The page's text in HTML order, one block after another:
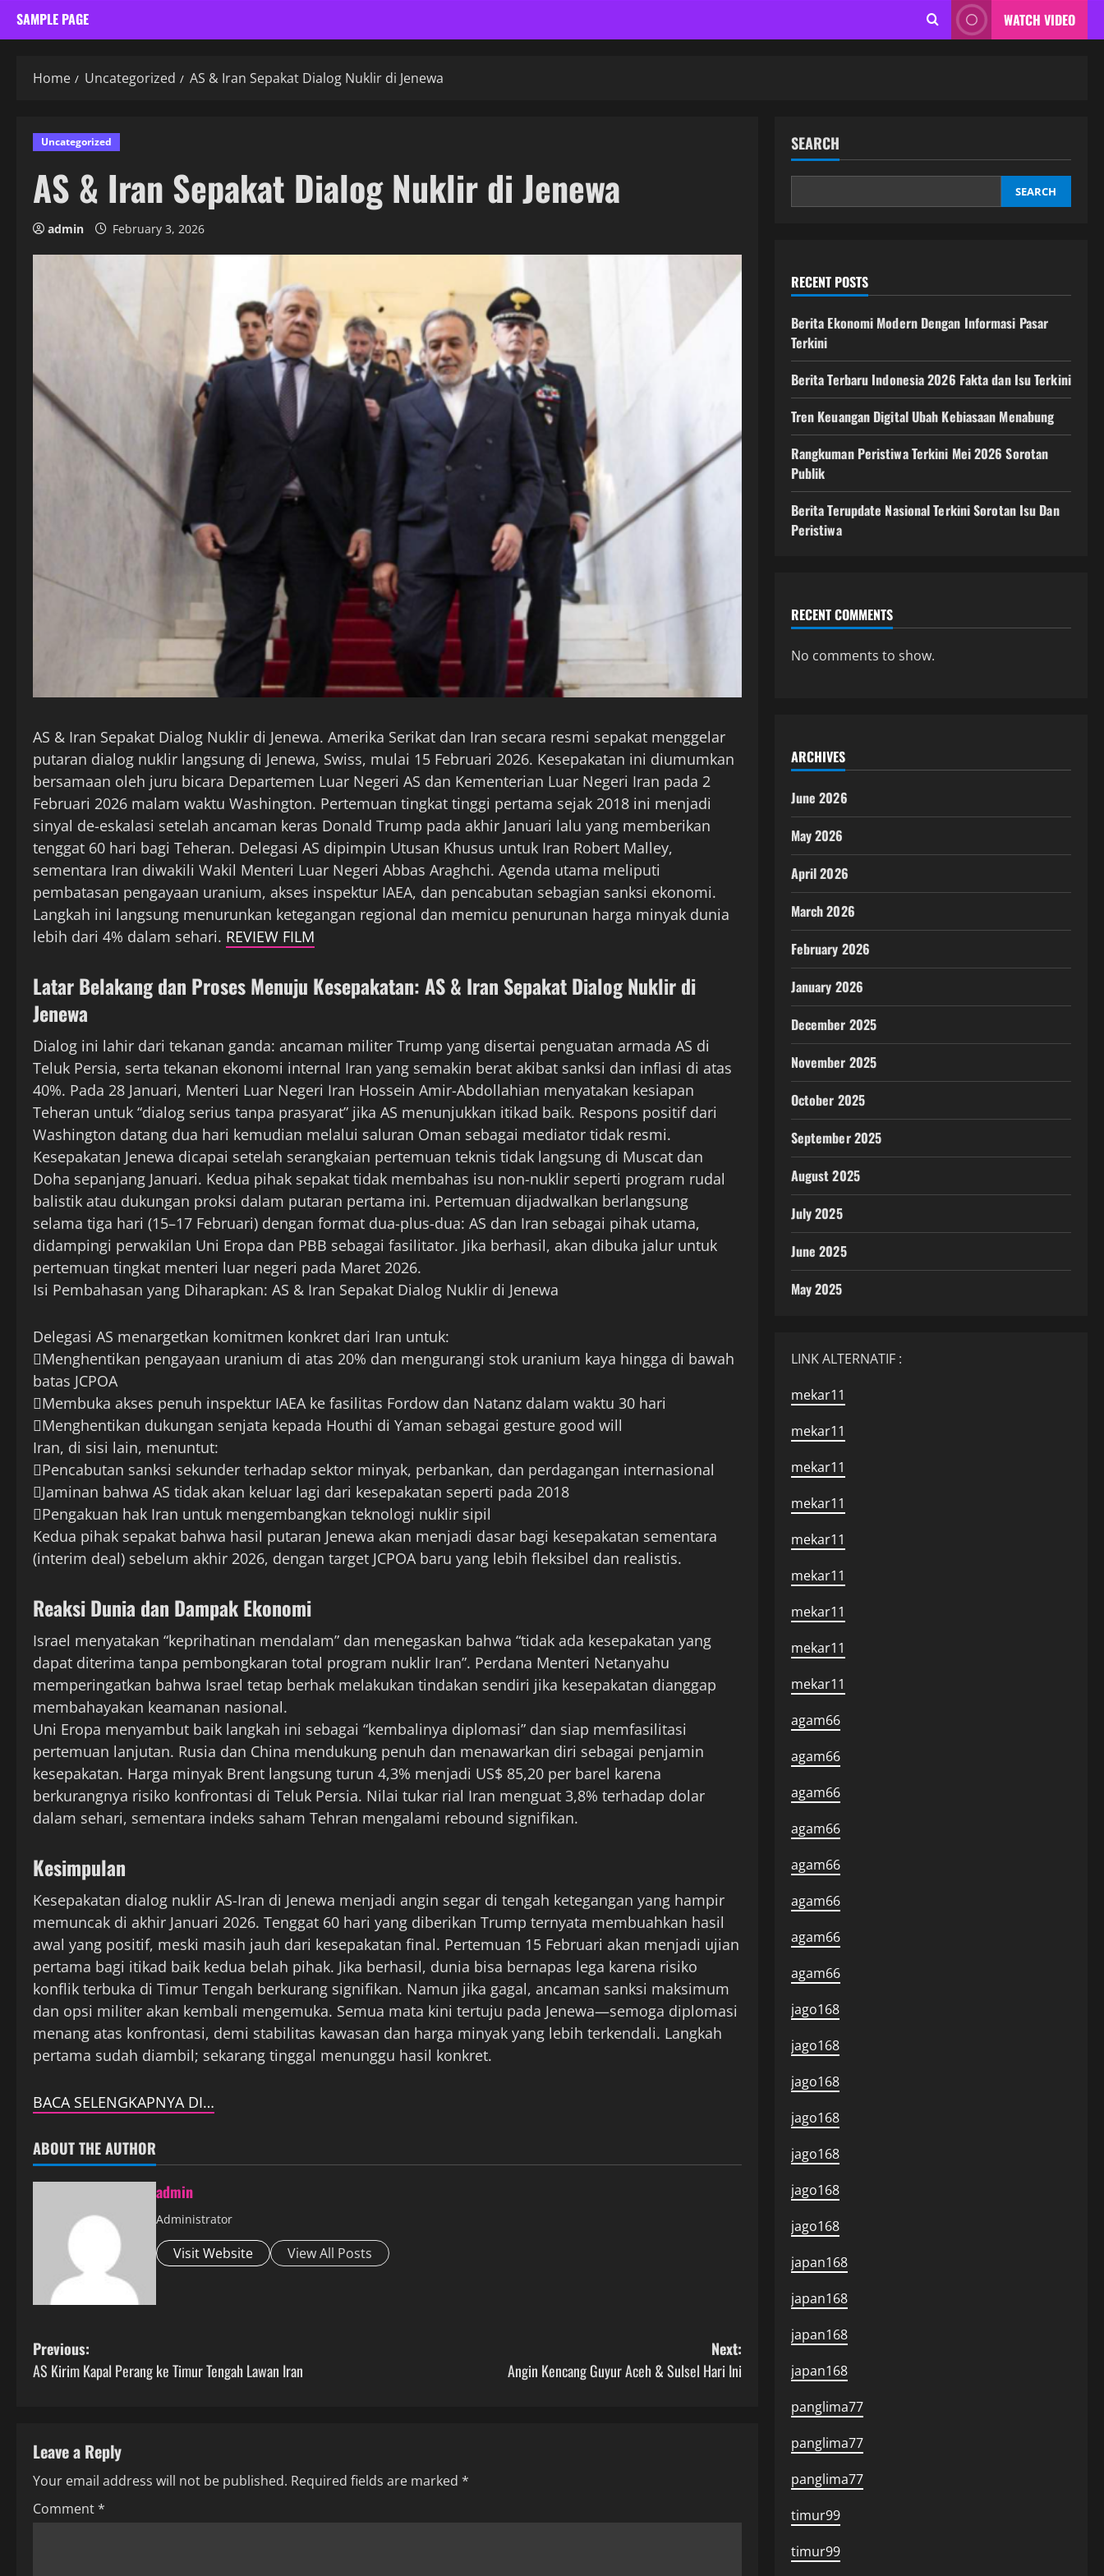
SAMPLE PAGE WATCH VIDEO
Home Uncategorized AS & Iran Sepakat Dialog Nuklir di Jenewa
Uncategorized
AS & Iran Sepakat Dialog Nuklir di Jenewa
admin February 3, 2026
AS & Iran Sepakat Dialog Nuklir di Jenewa. Amerika Serikat dan Iran secara resmi sepakat menggelar
putaran dialog nuklir langsung di Jenewa, Swiss, mulai 15 Februari 2026. Kesepakatan ini diumumkan
bersamaan oleh juru bicara Departemen Luar Negeri AS dan Kementerian Luar Negeri Iran pada 2
Februari 2026 malam waktu Washington. Pertemuan tingkat tinggi pertama sejak 2018 ini menjadi
sinyal de-eskalasi setelah ancaman keras Donald Trump pada akhir Januari lalu yang memberikan
tenggat 60 hari bagi Teheran. Delegasi AS dipimpin Utusan Khusus untuk Iran Robert Malley,
sementara Iran diwakili Wakil Menteri Luar Negeri Abbas Araghchi. Agenda utama meliputi
pembatasan pengayaan uranium, akses inspektur IAEA, dan pencabutan sebagian sanksi ekonomi.
Langkah ini langsung menurunkan ketegangan regional dan memicu penurunan harga minyak dunia
lebih dari 4% dalam sehari. REVIEW FILM
Latar Belakang dan Proses Menuju Kesepakatan: AS & Iran Sepakat Dialog Nuklir di
Jenewa
Dialog ini lahir dari tekanan ganda: ancaman militer Trump yang disertai penguatan armada AS di
Teluk Persia, serta tekanan ekonomi internal Iran yang semakin berat akibat sanksi dan inflasi di atas
40%. Pada 28 Januari, Menteri Luar Negeri Iran Hossein Amir-Abdollahian menyatakan kesiapan
Teheran untuk “dialog serius tanpa prasyarat” jika AS menunjukkan itikad baik. Respons positif dari
Washington datang dua hari kemudian melalui saluran Oman sebagai mediator tidak resmi.
Kesepakatan Jenewa dicapai setelah serangkaian pertemuan teknis tidak langsung di Muscat dan
Doha sepanjang Januari. Kedua pihak sepakat tidak membahas isu non-nuklir seperti program rudal
balistik atau dukungan proksi dalam putaran pertama ini. Pertemuan dijadwalkan berlangsung
selama tiga hari (15–17 Februari) dengan format dua-plus-dua: AS dan Iran sebagai pihak utama,
didampingi perwakilan Uni Eropa dan PBB sebagai fasilitator. Jika berhasil, akan dibuka jalur untuk
pertemuan tingkat menteri luar negeri pada Maret 2026.
Isi Pembahasan yang Diharapkan: AS & Iran Sepakat Dialog Nuklir di Jenewa
Delegasi AS menargetkan komitmen konkret dari Iran untuk:
Menghentikan pengayaan uranium di atas 20% dan mengurangi stok uranium kaya hingga di bawah
batas JCPOA
Membuka akses penuh inspektur IAEA ke fasilitas Fordow dan Natanz dalam waktu 30 hari
Menghentikan dukungan senjata kepada Houthi di Yaman sebagai gesture good will
Iran, di sisi lain, menuntut:
Pencabutan sanksi sekunder terhadap sektor minyak, perbankan, dan perdagangan internasional
Jaminan bahwa AS tidak akan keluar lagi dari kesepakatan seperti pada 2018
Pengakuan hak Iran untuk mengembangkan teknologi nuklir sipil
Kedua pihak sepakat bahwa hasil putaran Jenewa akan menjadi dasar bagi kesepakatan sementara
(interim deal) sebelum akhir 2026, dengan target JCPOA baru yang lebih fleksibel dan realistis.
Reaksi Dunia dan Dampak Ekonomi
Israel menyatakan “keprihatinan mendalam” dan menegaskan bahwa “tidak ada kesepakatan yang
dapat diterima tanpa pembongkaran total program nuklir Iran”. Perdana Menteri Netanyahu
memperingatkan bahwa Israel tetap berhak melakukan tindakan sendiri jika kesepakatan dianggap
membahayakan keamanan nasional.
Uni Eropa menyambut baik langkah ini sebagai “kembalinya diplomasi” dan siap memfasilitasi
pertemuan lanjutan. Rusia dan China mendukung penuh dan menawarkan diri sebagai penjamin
kesepakatan. Harga minyak Brent langsung turun 4,3% menjadi US$ 85,20 per barel karena
berkurangnya risiko konfrontasi di Teluk Persia. Nilai tukar rial Iran menguat 3,8% terhadap dolar
dalam sehari, sementara indeks saham Tehran mengalami rebound signifikan.
Kesimpulan
Kesepakatan dialog nuklir AS-Iran di Jenewa menjadi angin segar di tengah ketegangan yang hampir
memuncak di akhir Januari 2026. Tenggat 60 hari yang diberikan Trump ternyata membuahkan hasil
awal yang positif, meski masih jauh dari kesepakatan final. Pertemuan 15 Februari akan menjadi ujian
pertama bagi itikad baik kedua belah pihak. Jika berhasil, dunia bisa bernapas lega karena risiko
konflik terbuka di Timur Tengah berkurang signifikan. Namun jika gagal, ancaman sanksi maksimum
dan opsi militer akan kembali mengemuka. Semua mata kini tertuju pada Jenewa—semoga diplomasi
menang atas konfrontasi, demi stabilitas kawasan dan harga minyak yang lebih terkendali. Langkah
pertama sudah diambil; sekarang tinggal menunggu hasil konkret.
BACA SELENGKAPNYA DI…
ABOUT THE AUTHOR
admin
Administrator
Visit Website View All Posts
P
o
t
n
a
Previous:
AS Kirim Kapal Perang ke Timur Tengah Lawan Iran
Next:
Angin Kencang Guyur Aceh & Sulsel Hari Ini
Leave a Reply
Your email address will not be published. Required fields are marked *
Comment*
SEARCH
SEARCH
RECENT POSTS
Berita Ekonomi Modern Dengan Informasi Pasar
Terkini
Berita Terbaru Indonesia 2026 Fakta dan Isu Terkini
Tren Keuangan Digital Ubah Kebiasaan Menabung
Rangkuman Peristiwa Terkini Mei 2026 Sorotan
Publik
Berita Terupdate Nasional Terkini Sorotan Isu Dan
Peristiwa
RECENT COMMENTS
No comments to show.
ARCHIVES
June 2026
May 2026
April 2026
March 2026
February 2026
January 2026
December 2025
November 2025
October 2025
September 2025
August 2025
July 2025
June 2025
May 2025
LINK ALTERNATIF :
mekar11
mekar11
mekar11
mekar11
mekar11
mekar11
mekar11
mekar11
mekar11
agam66
agam66
agam66
agam66
agam66
agam66
agam66
agam66
jago168
jago168
jago168
jago168
jago168
jago168
jago168
japan168
japan168
japan168
japan168
panglima77
panglima77
panglima77
timur99
timur99